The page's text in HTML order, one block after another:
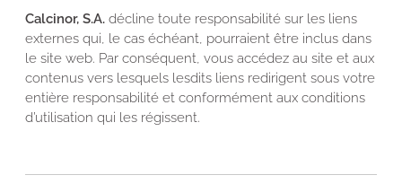
Calcinor, S.A.décline toute responsabilité sur les liens
externes qui, le cas échéant, pourraient être inclus dans
le site web. Par conséquent, vous accédez au site et aux
contenus vers lesquels lesdits liens redirigent sous votre
entière responsabilité et conformément aux conditions
d’utilisation qui les régissent.